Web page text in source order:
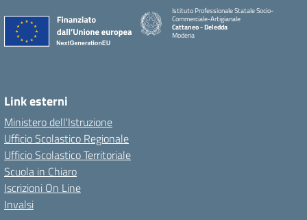
Istituto Professionale Statale Socio-
Commerciale-Artigianale
Cattaneo - Deledda
Modena
Link esterni
Ministero dell'Istruzione
Ufficio Scolastico Regionale
Ufficio Scolastico Territoriale
Scuola in Chiaro
Iscrizioni On Line
Invalsi